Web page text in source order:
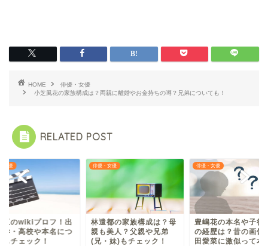
HOME
俳優・女優
小芝風花の家族構成は？両親に離婚やお金持ちの噂？兄弟についても！
RELATED POST
女優
都の家族構成は？母
美人？父親や兄弟
妹)もチェック！
俳優・女優
豊嶋花の本名や子役時代
の経歴は？昔の画像が芦
田愛菜に激似って本当？
俳優・女優
梶原ひかりの経歴・
は？出身高校はどこ
婚や熱愛彼氏の噂も